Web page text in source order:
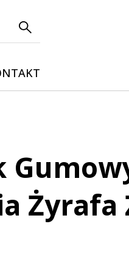
Żyrafa